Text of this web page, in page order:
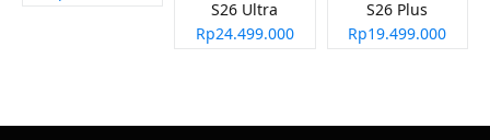
S26 Ultra
Rp24.499.000
S26 Plus
Rp19.499.000